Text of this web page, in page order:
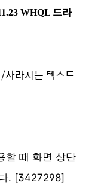
WHQL 드라
사라지는 텍스트
할 때 화면 상단
. [3427298]